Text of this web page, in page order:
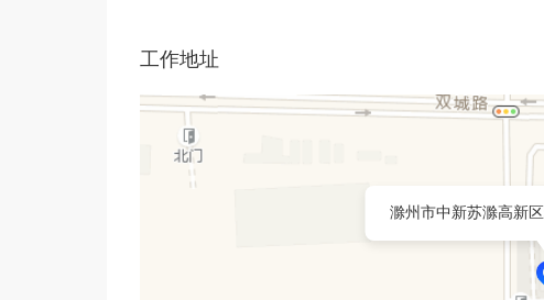
工作地址
滁州市中新苏滁高新